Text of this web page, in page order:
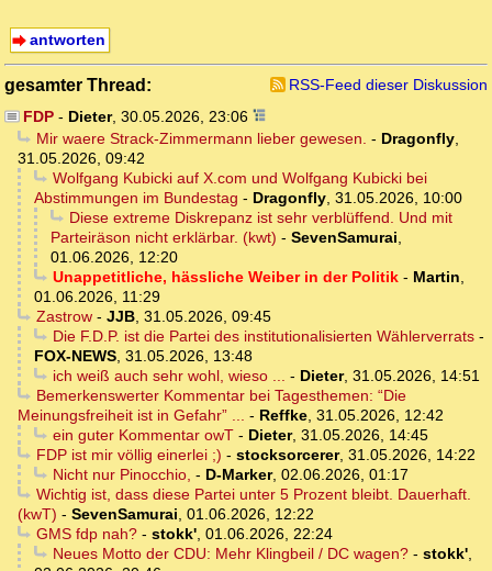
antworten
gesamter Thread:
RSS-Feed dieser Diskussion
FDP- Dieter, 30.05.2026, 23:06
Mir waere Strack-Zimmermann lieber gewesen. - Dragonfly,
31.05.2026, 09:42
Wolfgang Kubicki auf X.com und Wolfgang Kubicki bei
Abstimmungen im Bundestag - Dragonfly, 31.05.2026, 10:00
Diese extreme Diskrepanz ist sehr verblüffend. Und mit
Parteiräson nicht erklärbar. (kwt) - SevenSamurai,
01.06.2026, 12:20
Unappetitliche, hässliche Weiber in der Politik- Martin,
01.06.2026, 11:29
Zastrow- JJB, 31.05.2026, 09:45
Die F.D.P. ist die Partei des institutionalisierten Wählerverrats-
FOX-NEWS, 31.05.2026, 13:48
ich weiß auch sehr wohl, wieso ... - Dieter, 31.05.2026, 14:51
Bemerkenswerter Kommentar bei Tagesthemen: “Die
Meinungsfreiheit ist in Gefahr” ... - Reffke, 31.05.2026, 12:42
ein guter Kommentar owT- Dieter, 31.05.2026, 14:45
FDP ist mir völlig einerlei ;) - stocksorcerer, 31.05.2026, 14:22
Nicht nur Pinocchio, - D-Marker, 02.06.2026, 01:17
Wichtig ist, dass diese Partei unter 5 Prozent bleibt. Dauerhaft.
(kwT) - SevenSamurai, 01.06.2026, 12:22
GMS fdp nah?- stokk', 01.06.2026, 22:24
Neues Motto der CDU: Mehr Klingbeil / DC wagen?- stokk',